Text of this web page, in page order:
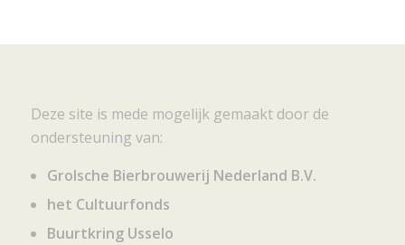
Deze site is mede mogelijk gemaakt door de
ondersteuning van:
Grolsche Bierbrouwerij Nederland B.V.
het Cultuurfonds
Buurtkring Usselo